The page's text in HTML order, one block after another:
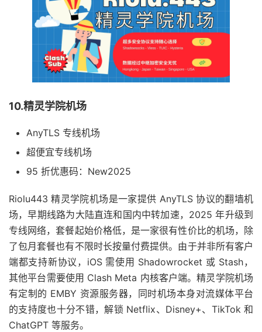
10.精灵学院机场
AnyTLS 专线机场
超便宜专线机场
95 折优惠码：New2025
Riolu443 精灵学院机场是一家提供 AnyTLS 协议的翻墙机
场，早期线路为大陆直连和国内中转加速，2025 年升级到
专线网络，套餐起始价格低，是一家很有性价比的机场，除
了包月套餐也有不限时长按量付费提供。由于并非所有客户
端都支持新协议，iOS 需使用 Shadowrocket 或 Stash，
其他平台需要使用 Clash Meta 内核客户端。精灵学院机场
有定制的 EMBY 资源服务器，同时机场本身对流媒体平台
的支持度也十分不错，解锁 Netflix、Disney+、TikTok 和
ChatGPT 等服务。